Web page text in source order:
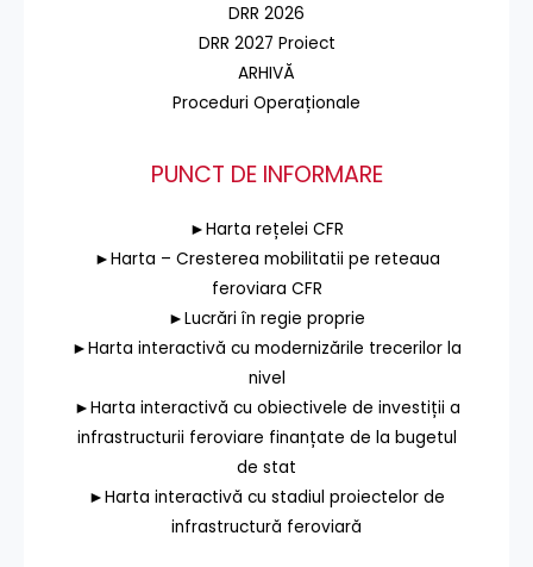
DRR 2026
DRR 2027 Proiect
ARHIVĂ
Proceduri Operaționale
PUNCT DE INFORMARE
►Harta rețelei CFR
►Harta – Cresterea mobilitatii pe reteaua
feroviara CFR
►Lucrări în regie proprie
►Harta interactivă cu modernizările trecerilor la
nivel
►Harta interactivă cu obiectivele de investiții a
infrastructurii feroviare finanțate de la bugetul
de stat
►Harta interactivă cu stadiul proiectelor de
infrastructură feroviară